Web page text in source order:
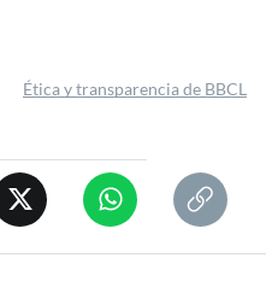
Ética y transparencia de BBCL